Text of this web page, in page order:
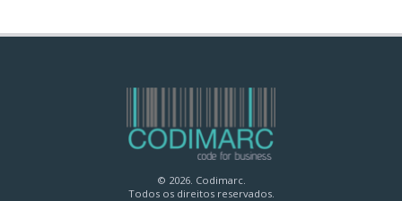
© 2026. Codimarc.
Todos os direitos reservados.